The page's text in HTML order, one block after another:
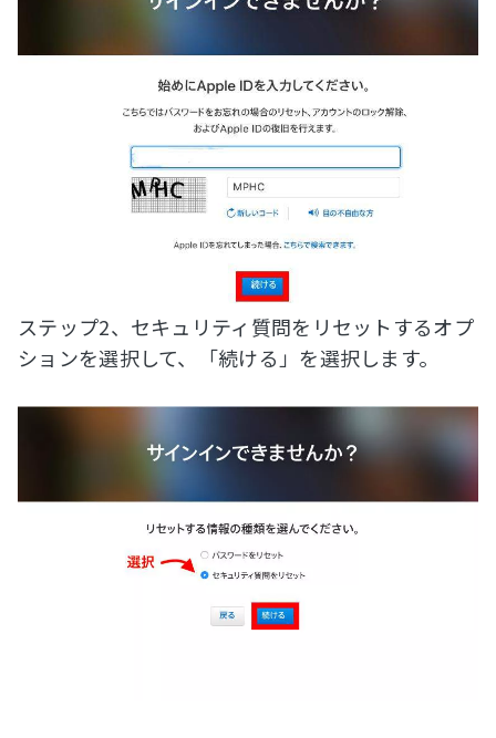
ステップ2、セキュリティ質問をリセットするオプ
ションを選択して、「続ける」を選択します。